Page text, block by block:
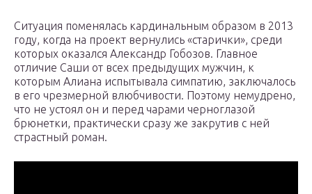
Ситуация поменялась кардинальным образом в 2013
году, когда на проект вернулись «старички», среди
которых оказался Александр Гобозов. Главное
отличие Саши от всех предыдущих мужчин, к
которым Алиана испытывала симпатию, заключалось
в его чрезмерной влюбчивости. Поэтому немудрено,
что не устоял он и перед чарами черноглазой
брюнетки, практически сразу же закрутив с ней
страстный роман.